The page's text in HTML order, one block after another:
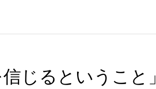
じるということ」